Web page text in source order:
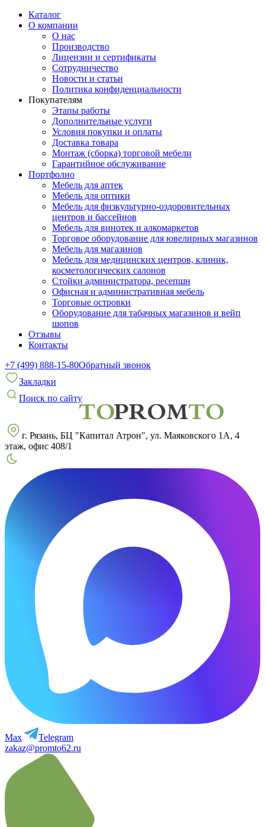
Каталог
О компании
О нас
Производство
Лицензии и сертификаты
Сотрудничество
Новости и статьи
Политика конфиденциальности
Покупателям
Этапы работы
Дополнительные услуги
Условия покупки и оплаты
Доставка товара
Монтаж (сборка) торговой мебели
Гарантийное обслуживание
Портфолио
Мебель для аптек
Мебель для оптики
Мебель для физкультурно-оздоровительных
центров и бассейнов
Мебель для винотек и алкомаркетов
Торговое оборудование для ювелирных магазинов
Мебель для магазинов
Мебель для медицинских центров, клиник,
косметологических салонов
Стойки администратора, ресепшн
Офисная и административная мебель
Торговые островки
Оборудование для табачных магазинов и вейп
шопов
Отзывы
Контакты
+7 (499) 888-15-80Обратный звонок
Закладки
Поиск по сайту
г. Рязань, БЦ "Капитал Атрон", ул. Маяковского 1А, 4
этаж, офис 408/1
Max
Telegram
zakaz@promto62.ru